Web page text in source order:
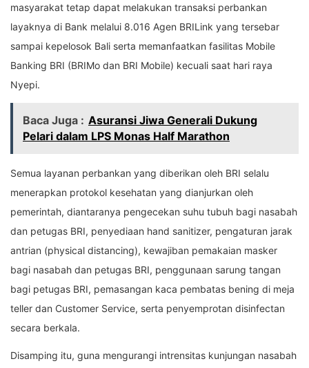
masyarakat tetap dapat melakukan transaksi perbankan
layaknya di Bank melalui 8.016 Agen BRILink yang tersebar
sampai kepelosok Bali serta memanfaatkan fasilitas Mobile
Banking BRI (BRIMo dan BRI Mobile) kecuali saat hari raya
Nyepi.
Baca Juga : Asuransi Jiwa Generali Dukung
Pelari dalam LPS Monas Half Marathon
Semua layanan perbankan yang diberikan oleh BRI selalu
menerapkan protokol kesehatan yang dianjurkan oleh
pemerintah, diantaranya pengecekan suhu tubuh bagi nasabah
dan petugas BRI, penyediaan hand sanitizer, pengaturan jarak
antrian (physical distancing), kewajiban pemakaian masker
bagi nasabah dan petugas BRI, penggunaan sarung tangan
bagi petugas BRI, pemasangan kaca pembatas bening di meja
teller dan Customer Service, serta penyemprotan disinfectan
secara berkala.
Disamping itu, guna mengurangi intrensitas kunjungan nasabah